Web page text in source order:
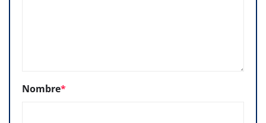
Nombre*